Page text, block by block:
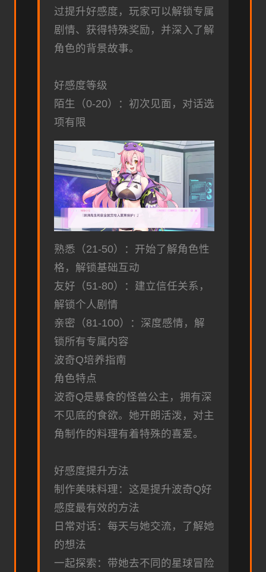
过提升好感度，玩家可以解锁专属
剧情、获得特殊奖励，并深入了解
角色的背景故事。
好感度等级
陌生（0-20）：初次见面，对话选
项有限
熟悉（21-50）：开始了解角色性
格，解锁基础互动
友好（51-80）：建立信任关系，
解锁个人剧情
亲密（81-100）：深度感情，解
锁所有专属内容
波奇Q培养指南
角色特点
波奇Q是暴食的怪兽公主，拥有深
不见底的食欲。她开朗活泼，对主
角制作的料理有着特殊的喜爱。
好感度提升方法
制作美味料理：这是提升波奇Q好
感度最有效的方法
日常对话：每天与她交流，了解她
的想法
一起探索：带她去不同的星球冒险